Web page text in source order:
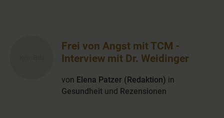
Frei von Angst mit TCM -
Interview mit Dr. Weidinger
von Elena Patzer (Redaktion) in
Gesundheit und Rezensionen